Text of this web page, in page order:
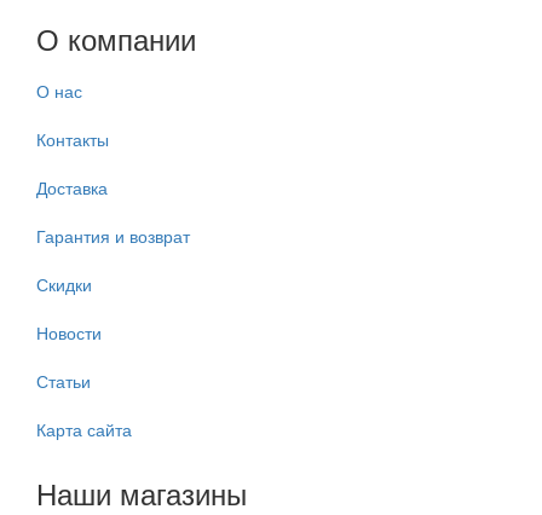
О компании
О нас
Контакты
Доставка
Гарантия и возврат
Скидки
Новости
Статьи
Карта сайта
Наши магазины